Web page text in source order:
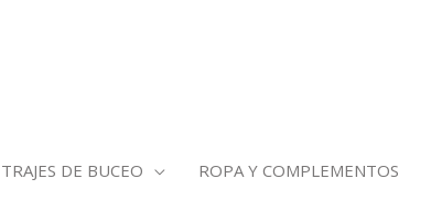
TRAJES DE BUCEO ROPA Y COMPLEMENTOS